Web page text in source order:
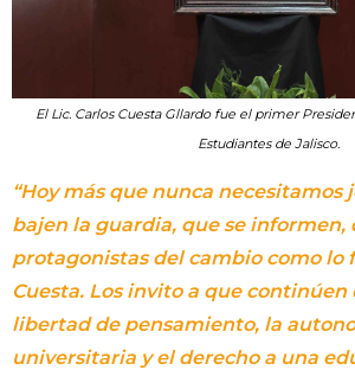
El Lic. Carlos Cuesta Gllardo fue el primer
Estudiantes de Jalisco.
“Hoy más que nunca necesitamos
bajen la guardia, que se informen,
protagonistas del cambio como lo
Cuesta. Los invito a que
libertad de pensamiento, la
universitaria y el derecho a una